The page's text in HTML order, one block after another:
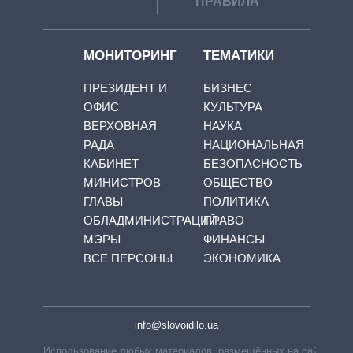
МОНИТОРИНГ
ПРЕЗИДЕНТ И
ОФИС
ВЕРХОВНАЯ
РАДА
КАБИНЕТ
МИНИСТРОВ
ГЛАВЫ
ОБЛАДМИНИСТРАЦИЙ
МЭРЫ
ВСЕ ПЕРСОНЫ
ТЕМАТИКИ
БИЗНЕС
КУЛЬТУРА
НАУКА
НАЦИОНАЛЬНАЯ
БЕЗОПАСНОСТЬ
ОБЩЕСТВО
ПОЛИТИКА
ПРАВО
ФИНАНСЫ
ЭКОНОМИКА
info@slovoidilo.ua